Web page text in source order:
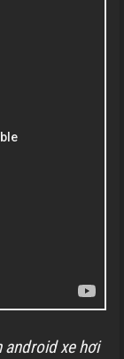
android xe hơi